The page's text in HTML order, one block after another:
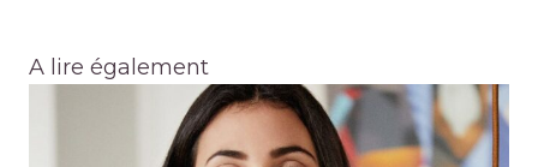
A lire également